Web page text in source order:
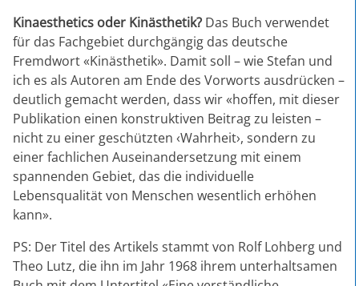
Kinaesthetics oder Kinästhetik? Das Buch verwendet
für das Fachgebiet durchgängig das deutsche
Fremdwort «Kinästhetik». Damit soll – wie Stefan und
ich es als Autoren am Ende des Vorworts ausdrücken –
deutlich gemacht werden, dass wir «hoffen, mit dieser
Publikation einen konstruktiven Beitrag zu leisten –
nicht zu einer geschützten ‹Wahrheit›, sondern zu
einer fachlichen Auseinandersetzung mit einem
spannenden Gebiet, das die individuelle
Lebensqualität von Menschen wesentlich erhöhen
kann».
PS: Der Titel des Artikels stammt von Rolf Lohberg und
Theo Lutz, die ihn im Jahr 1968 ihrem unterhaltsamen